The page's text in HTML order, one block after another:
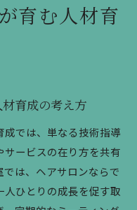
育む人材育
育成の考え方
成では、単なる技術指導
ービスの在り方を共有
は、ヘアサロンならで
ひとりの成長を促す取